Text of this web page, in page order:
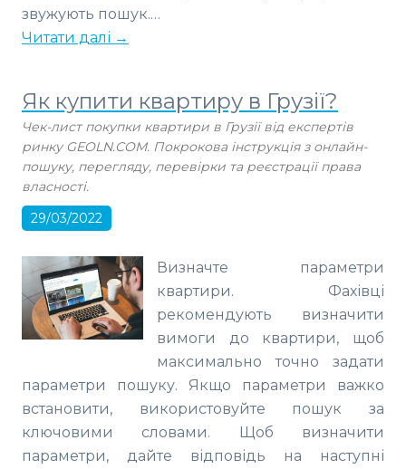
звужують пошук.…
Читати далі →
Як купити квартиру в Грузії?
Чек-лист покупки квартири в Грузії від експертів
ринку GEOLN.COM. Покрокова інструкція з онлайн-
пошуку, перегляду, перевірки та реєстрації права
власності.
29/03/2022
Визначте параметри
квартири. Фахівці
рекомендують визначити
вимоги до квартири, щоб
максимально точно задати
параметри пошуку. Якщо параметри важко
встановити, використовуйте пошук за
ключовими словами. Щоб визначити
параметри, дайте відповідь на наступні